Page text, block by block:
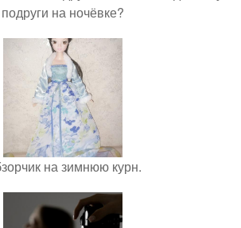
подруги на ночёвке?
на зимнюю курн.